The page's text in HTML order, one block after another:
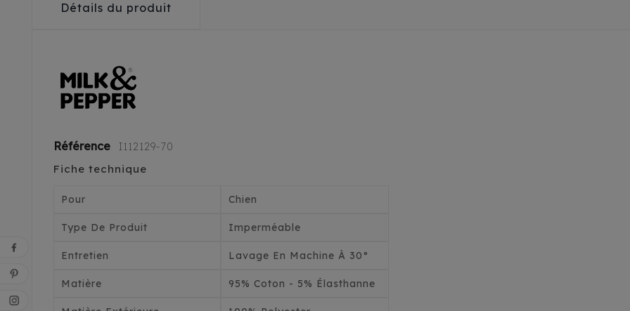
Détails du produit
Référence I112129-70
Fiche technique
Pour Chien
Type De Produit Imperméable
Entretien Lavage En Machine À 30°
Matière 95% Coton - 5% Élasthanne